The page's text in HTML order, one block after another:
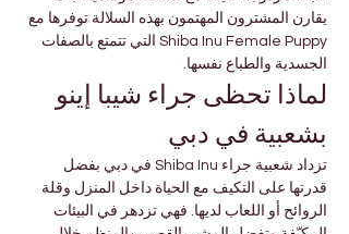
يقارن المشترون المهتمون بهذه السلالة توفرها مع
Shiba Inu Female Puppy التي تتمتع بالصفات
الجسدية والطباع نفسها.
لماذا تحظى جراء شيبا إينو
بشعبية في دبي
تزداد شعبية جراء Shiba Inu في دبي بفضل
قدرتها على التكيف مع الحياة داخل المنزل وقلة
الروائح أو اللعاب لديها. فهي تزدهر في البيئات